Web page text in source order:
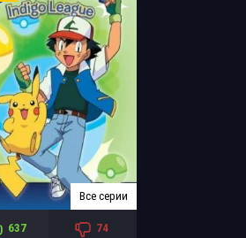
Все серии
637 74